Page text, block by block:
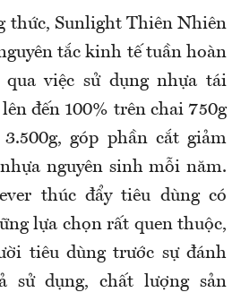
thức, Sunlight Thiên Nhiên
tắc kinh tế tuần hoàn
việc sử dụng nhựa tái
đến 100% trên chai 750g
góp phần cắt giảm
nguyên sinh mỗi năm.
thúc đẩy tiêu dùng có
lựa chọn rất quen thuộc,
tiêu dùng trước sự đánh
sử dụng, chất lượng sản